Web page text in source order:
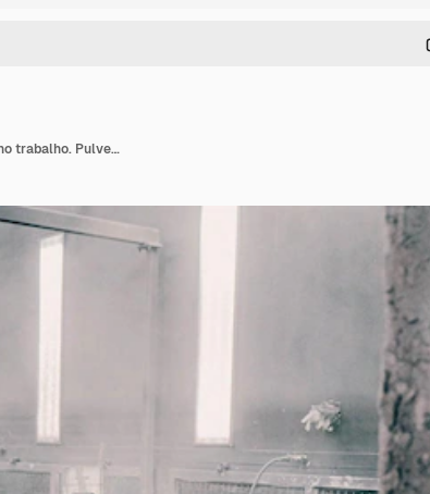
Fábrica, os funcionários usam roupas de proteção química no trabalho. Pulverização de tinta.